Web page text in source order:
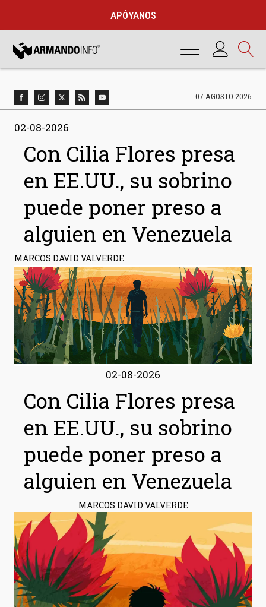
APÓYANOS
07 AGOSTO 2026
02-08-2026
Con Cilia Flores presa
en EE.UU., su sobrino
puede poner preso a
alguien en Venezuela
MARCOS DAVID VALVERDE
02-08-2026
Con Cilia Flores presa
en EE.UU., su sobrino
puede poner preso a
alguien en Venezuela
MARCOS DAVID VALVERDE